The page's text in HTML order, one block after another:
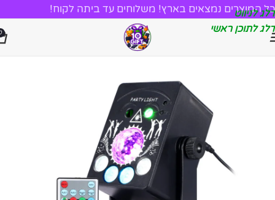
דלג לניווט
דלג לתוכן ראשי
כל המוצרים נמצאים בארץ! משלוחים עד ביתה לקוח!